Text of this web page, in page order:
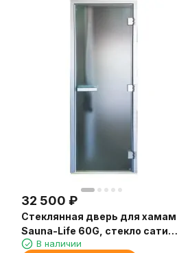
32 500 ₽
Стеклянная дверь для хамам
Sauna-Life 60G, стекло сатин,
80x210 см.
В наличии